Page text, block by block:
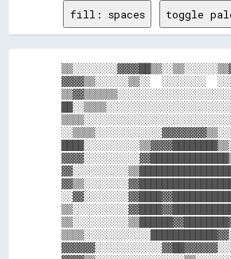
fill: spaces toggle
▓▓▓▓▒▒░░░░░░▒▒░░  ░░░░░░░░